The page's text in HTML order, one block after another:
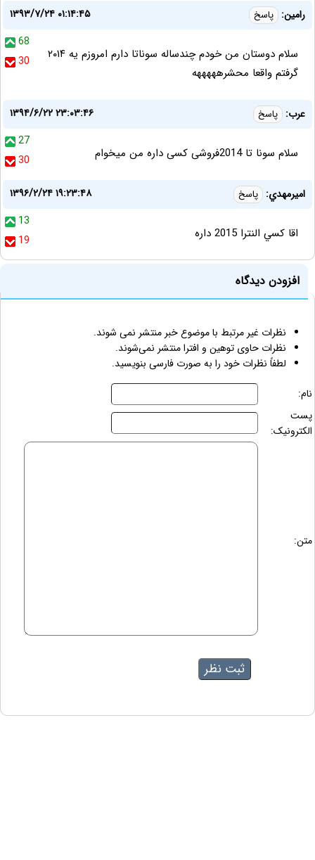
رامین: پاسخ
۱۳۹۳/۷/۲۴ ۰۱:۱۴:۴۵
68
30
سلام دوستان من خودم چندساله سوناتا دارم امروزم یه ۲۰۱۴
گرفتم واقعا محشرهههههه
عرب: پاسخ
۱۳۹۴/۶/۲۲ ۲۳:۰۳:۴۶
27
30
سلام سونا تا 2014فروشی کسی داره من میخوام
اميرمهدي: پاسخ
۱۳۹۶/۲/۲۴ ۱۹:۲۳:۴۸
13
19
اقا كسي النترا 2015 داره
افزودن دیدگاه
نظرات غیر مرتبط با موضوع خبر منتشر نمی شوند.
نظرات حاوی توهین و افترا منتشر نمی‌شوند.
لطفاً نظرات خود را به صورت فارسی بنویسید.
نام:
پست
الکترونیک:
متن: